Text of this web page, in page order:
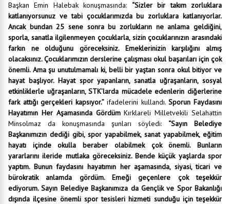
Başkan Emin Halebak konuşmasında: “Sizler bir takım zorluklara
katlanıyorsunuz ve tabi çocuklarımızda bu zorluklara katlanıyorlar.
Ancak bundan 25 sene sonra bu zorlukların ne anlama geldiğini,
sporla, sanatla ilgilenmeyen çocuklarla, sizin çocuklarınızın arasındaki
farkın ne olduğunu göreceksiniz. Emeklerinizin karşılığını almış
olacaksınız. Çocuklarımızın derslerine çalışması okul başarıları için çok
önemli. Ama şu unutulmamalı ki, belli bir yaştan sonra okul bitiyor ve
hayat başlıyor. Hayat spor yapanların, sanatla uğraşanların, sosyal
etkinliklerle uğraşanların, STK’larda mücadele edenlerin diğerlerine
fark attığı gerçekleri kapsıyor.”ifadelerini kullandı.Sporun Faydasını
Hayatımın Her Aşamasında GördümKırklareli Milletvekili Selahattin
Minsolmaz da konuşmasında şunları söyledi: “Sayın Belediye
Başkanımızın dediği gibi, spor yapabilmek, sanat yapabilmek, eğitim
hayatı içinde okulla beraber olabilmek çok önemli. Bunların
yararlarını ileride mutlaka göreceksiniz. Bende küçük yaşlarda spor
yaptım. Bunun faydasını hayatımın her aşamasında, siyasi, ticari ve
bürokratik anlamda gördüm. Emeği geçenlere çok teşekkür
ediyorum. Sayın Belediye Başkanımıza da Gençlik ve Spor Bakanlığı
dışında ilçesine önemli spor tesisleri hizmeti sunduğu için teşekkür